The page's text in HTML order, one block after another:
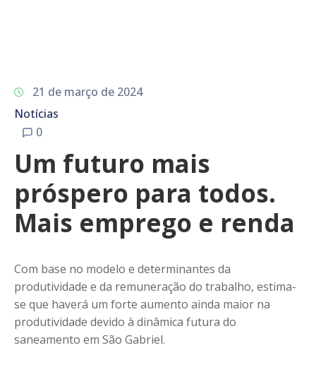
21 de março de 2024
Notícias
0
Um futuro mais
próspero para todos.
Mais emprego e renda
Com base no modelo e determinantes da
produtividade e da remuneração do trabalho, estima-
se que haverá um forte aumento ainda maior na
produtividade devido à dinâmica futura do
saneamento em São Gabriel.